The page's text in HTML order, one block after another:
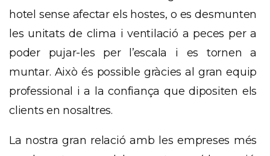
hotel sense afectar els hostes, o es desmunten
les unitats de clima i ventilació a peces per a
poder pujar-les per l’escala i es tornen a
muntar. Això és possible gràcies al gran equip
professional i a la confiança que dipositen els
clients en nosaltres.
La nostra gran relació amb les empreses més